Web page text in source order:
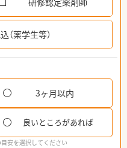
薬学生等）
3ヶ月以内
良いところがあれば
安を選択してください